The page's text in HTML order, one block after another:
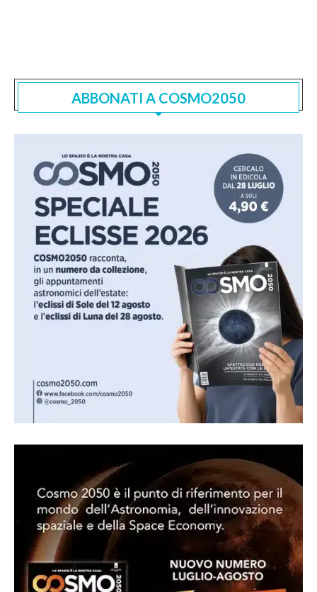
ABBONATI A COSMO2050